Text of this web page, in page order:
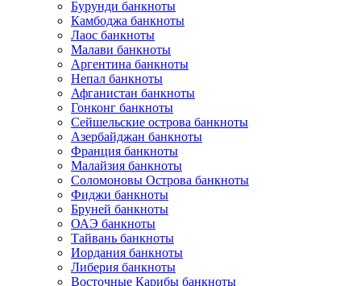
Бурунди банкноты
Камбоджа банкноты
Лаос банкноты
Малави банкноты
Аргентина банкноты
Непал банкноты
Афганистан банкноты
Гонконг банкноты
Сейшельские острова банкноты
Азербайджан банкноты
Франция банкноты
Малайзия банкноты
Соломоновы Острова банкноты
Фиджи банкноты
Бруней банкноты
ОАЭ банкноты
Тайвань банкноты
Иордания банкноты
Либерия банкноты
Восточные Карибы банкноты